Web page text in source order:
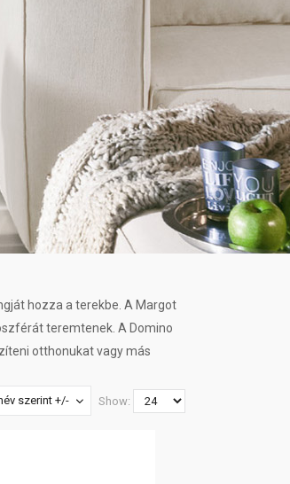
hozza a terekbe. A Margot
teremtenek. A Domino
otthonukat vagy más
szerint +/- Show: